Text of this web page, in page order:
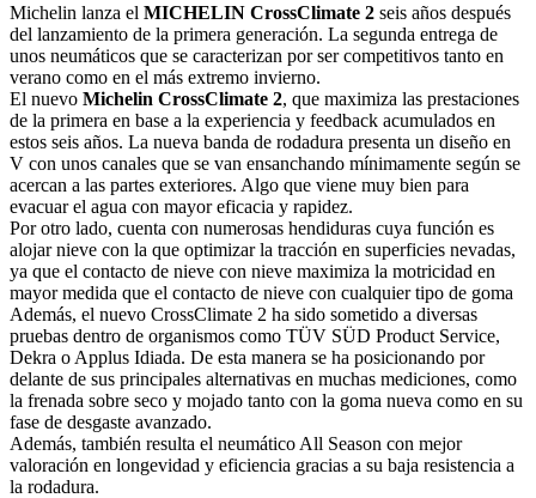
Michelin lanza el MICHELIN CrossClimate 2 seis años después
del lanzamiento de la primera generación. La segunda entrega de
unos neumáticos que se caracterizan por ser competitivos tanto en
verano como en el más extremo invierno.
El nuevo Michelin CrossClimate 2, que maximiza las prestaciones
de la primera en base a la experiencia y feedback acumulados en
estos seis años. La nueva banda de rodadura presenta un diseño en
V con unos canales que se van ensanchando mínimamente según se
acercan a las partes exteriores. Algo que viene muy bien para
evacuar el agua con mayor eficacia y rapidez.
Por otro lado, cuenta con numerosas hendiduras cuya función es
alojar nieve con la que optimizar la tracción en superficies nevadas,
ya que el contacto de nieve con nieve maximiza la motricidad en
mayor medida que el contacto de nieve con cualquier tipo de goma
Además, el nuevo CrossClimate 2 ha sido sometido a diversas
pruebas dentro de organismos como TÜV SÜD Product Service,
Dekra o Applus Idiada. De esta manera se ha posicionando por
delante de sus principales alternativas en muchas mediciones, como
la frenada sobre seco y mojado tanto con la goma nueva como en su
fase de desgaste avanzado.
Además, también resulta el neumático All Season con mejor
valoración en longevidad y eficiencia gracias a su baja resistencia a
la rodadura.